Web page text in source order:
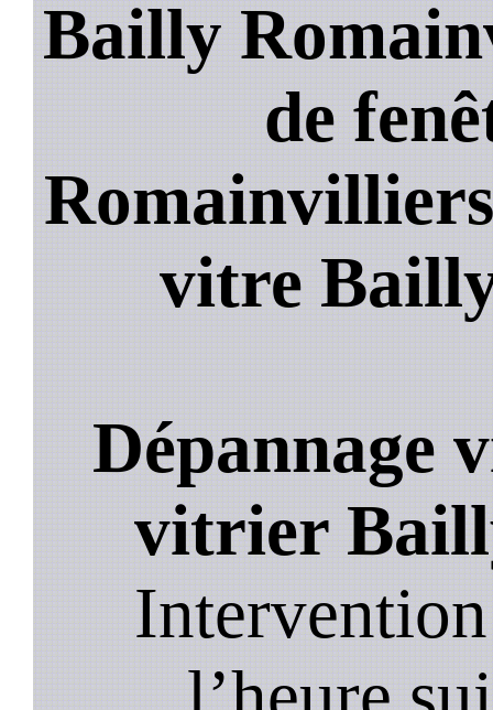
Bailly
de
vitre
Dépannage
vitrier
Intervention